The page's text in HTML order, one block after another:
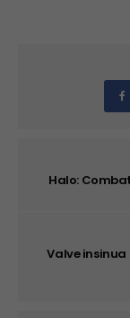
Halo:
Valve insinua